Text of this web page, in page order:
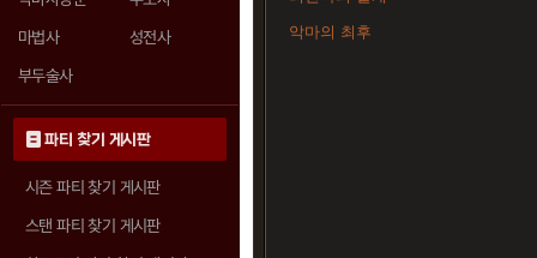
마법사
성전사
부두술사
파티 찾기 게시판
시즌 파티 찾기 게시판
스탠 파티 찾기 게시판
악마의 최후